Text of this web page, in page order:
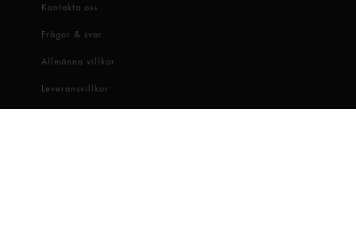
Kontakta oss
Frågor & svar
Allmänna villkor
Leveransvillkor